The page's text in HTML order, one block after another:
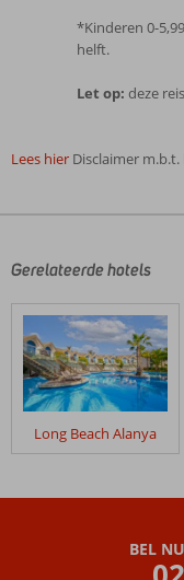
*Kinderen 0-
helft.
Let op: deze
Lees hier Disclaimer
door
klanten
geschreven
na
hun
verblijf
Excursiereis
Gerelateerde hotels
Long Beach Alanya
BEL